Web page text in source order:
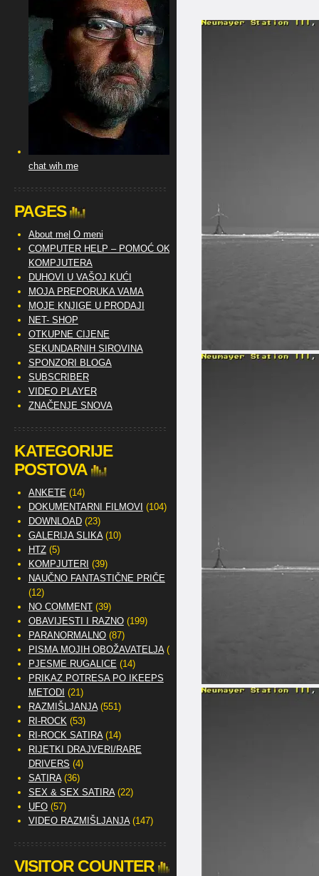
chat wih me
PAGES
About me| O meni
COMPUTER HELP – POMOĆ OKO
KOMPJUTERA
DUHOVI U VAŠOJ KUĆI
MOJA PREPORUKA VAMA
MOJE KNJIGE U PRODAJI
NET- SHOP
OTKUPNE CIJENE
SEKUNDARNIH SIROVINA
SPONZORI BLOGA
SUBSCRIBER
VIDEO PLAYER
ZNAČENJE SNOVA
KATEGORIJE
POSTOVA
ANKETE (14)
DOKUMENTARNI FILMOVI (104)
DOWNLOAD(23)
GALERIJA SLIKA(10)
HTZ(5)
KOMPJUTERI (39)
NAUČNO FANTASTIČNE PRIČE
(12)
NO COMMENT(39)
OBAVIJESTI I RAZNO(199)
PARANORMALNO(87)
PISMA MOJIH OBOŽAVATELJA(2)
PJESME RUGALICE (14)
PRIKAZ POTRESA PO IKEEPS
METODI (21)
RAZMIŠLJANJA(551)
RI-ROCK(53)
RI-ROCK SATIRA(14)
RIJETKI DRAJVERI/RARE
DRIVERS (4)
SATIRA(36)
SEX & SEX SATIRA(22)
UFO(57)
VIDEO RAZMIŠLJANJA(147)
VISITOR COUNTER